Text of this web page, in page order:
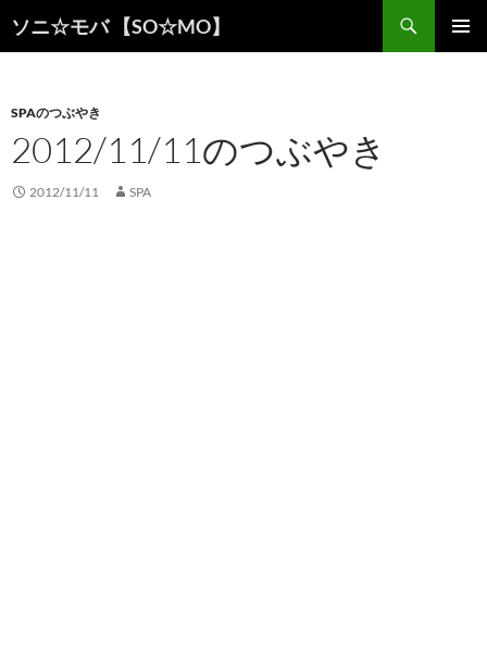
ソニ☆モバ 【SO☆MO】
索
ン
ツ
へ
キ
SPAのつぶやき
2012/11/11のつぶやき
2012/11/11 SPA